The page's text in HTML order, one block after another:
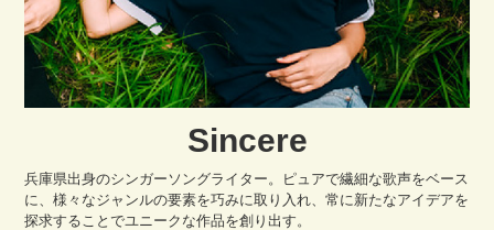
Sincere
兵庫県出身のシンガーソングライター。ピュアで繊細な歌声をベース
に、様々なジャンルの要素を巧みに取り入れ、常に新たなアイデアを
探求することでユニークな作品を創り出す。